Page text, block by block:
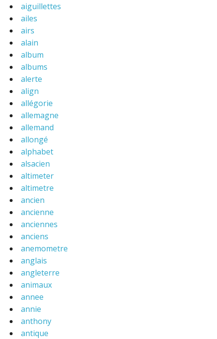
aiguillettes
ailes
airs
alain
album
albums
alerte
align
allégorie
allemagne
allemand
allongé
alphabet
alsacien
altimeter
altimetre
ancien
ancienne
anciennes
anciens
anemometre
anglais
angleterre
animaux
annee
annie
anthony
antique